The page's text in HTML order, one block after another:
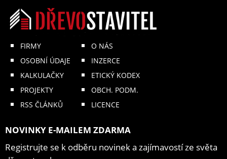
FIRMY
OSOBNÍ ÚDAJE
KALKULAČKY
PROJEKTY
RSS ČLÁNKŮ
O NÁS
INZERCE
ETICKÝ KODEX
OBCH. PODM.
LICENCE
NOVINKY E-MAILEM ZDARMA
Registrujte se k odběru novinek a zajímavostí ze světa